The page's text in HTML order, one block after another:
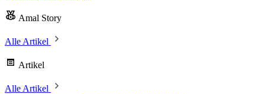
Amal Story
Alle Artikel
Artikel
Alle Artikel